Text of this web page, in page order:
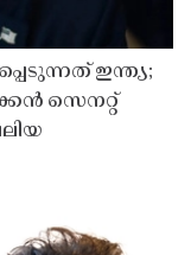
ഇന്ത്യ;
സെനറ്റ്